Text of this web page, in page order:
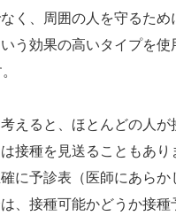
く、周囲の人を守るた
う効果の高いタイプを
えると、ほとんどの人
接種を見送ることもあ
に予診表（医師にあら
、接種可能かどうか接